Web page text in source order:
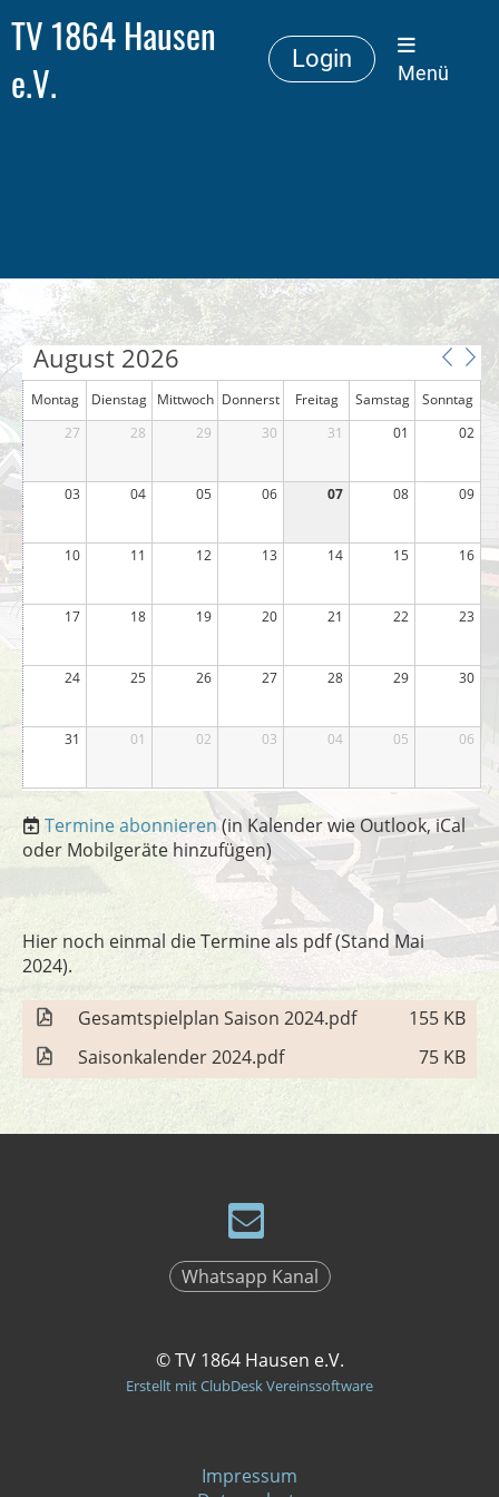
TV 1864 Hausen
e.V.
Login
Menü
August 2026
Montag Dienstag Mittwoch Donnerst
Freitag Samstag
Sonntag
27
28 29 30 31 01 02
03 04 05 06 07 08 09
10 11 12 13 14 15 16
17 18 19 20 21 22 23
24 25 26 27 28 29 30
31 01 02 03 04 05 06
Termine abonnieren(in Kalender wie Outlook, iCal
oder Mobilgeräte hinzufügen)
Hier noch einmal die Termine als pdf (Stand Mai
2024).
Gesamtspielplan Saison 2024.pdf
155 KB
Saisonkalender 2024.pdf
75 KB
Whatsapp Kanal
© TV 1864 Hausen e.V.
Erstellt mit ClubDesk Vereinssoftware
Impressum